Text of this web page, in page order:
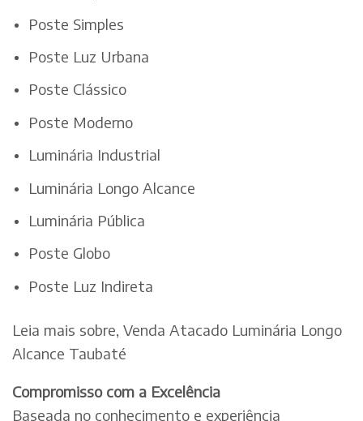
Poste Simples
Poste Luz Urbana
Poste Clássico
Poste Moderno
Luminária Industrial
Luminária Longo Alcance
Luminária Pública
Poste Globo
Poste Luz Indireta
Leia mais sobre, Venda Atacado Luminária Longo
Alcance Taubaté
Compromisso com a Excelência
Baseada no conhecimento e experiência